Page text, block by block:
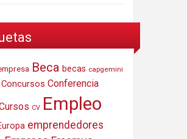
Beca becas capgemini
Concursos Conferencia
CV Empleo
emprendedores